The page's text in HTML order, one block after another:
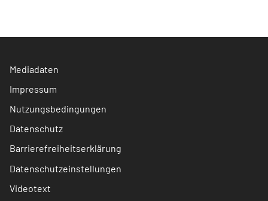
Mediadaten
Impressum
Nutzungsbedingungen
Datenschutz
Barrierefreiheitserklärung
Datenschutzeinstellungen
Videotext